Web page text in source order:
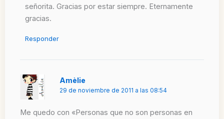
señorita. Gracias por estar siempre. Eternamente
gracias.
Responder
Amèlie
29 de noviembre de 2011 a las 08:54
Me quedo con «Personas que no son personas en